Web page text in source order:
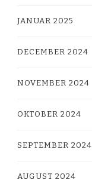
JANUAR 2025
DECEMBER 2024
NOVEMBER 2024
OKTOBER 2024
SEPTEMBER 2024
AUGUST 2024